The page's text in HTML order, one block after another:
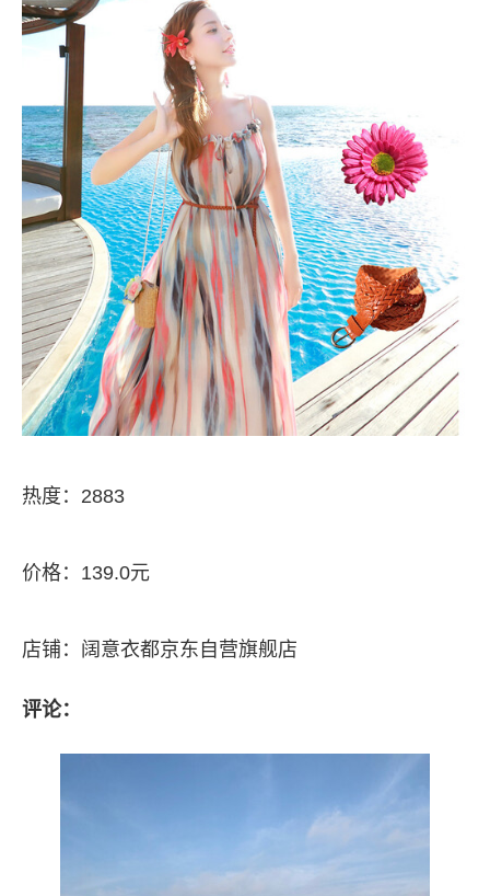
热度：2883
价格：139.0元
店铺：阔意衣都京东自营旗舰店
评论：